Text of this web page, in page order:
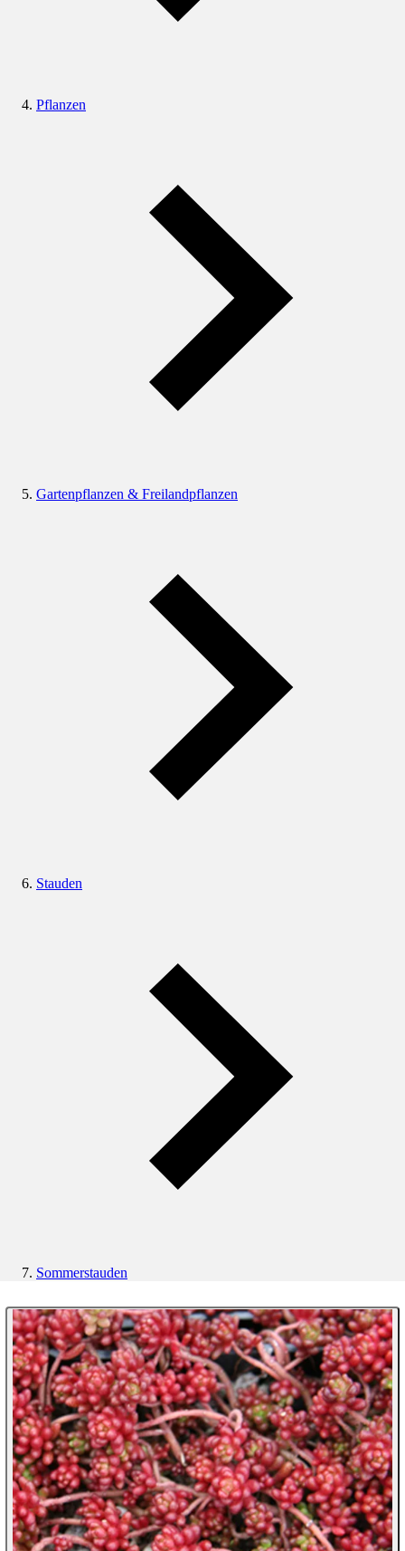
Pflanzen
Gartenpflanzen & Freilandpflanzen
Stauden
Sommerstauden